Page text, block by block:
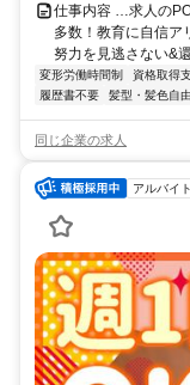
仕事内容 …求人
多数！教育に自信ア
努力を見逃さない&
変形労働時間制 資格取得
履歴書不要
髪型・髪色自由
同じ企業の求人
アルバイ